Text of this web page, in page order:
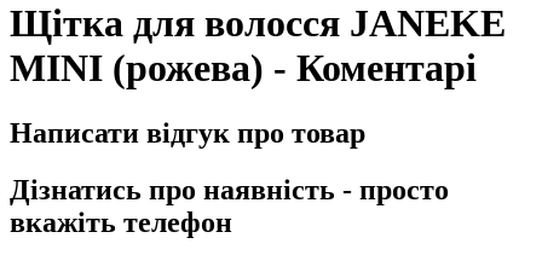
Щітка для волосся JANEKE
MINI (рожева) - Коментарі
Написати відгук про товар
Дізнатись про наявність - просто
вкажіть телефон